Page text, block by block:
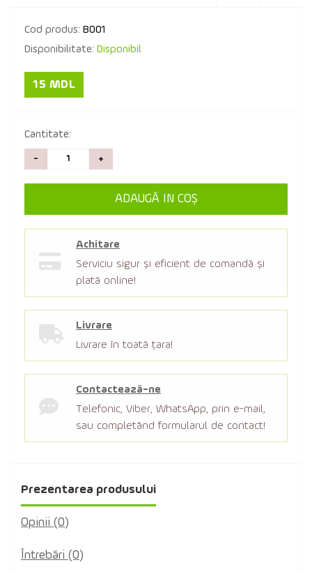
Cod produs: B001
Disponibilitate: Disponibil
15 MDL
Cantitate:
- +
ADAUGĂ IN COŞ
Achitare
Serviciu sigur şi eficient de comandă şi
plată online!
Livrare
Livrare în toată țara!
Contactează-ne
Telefonic, Viber, WhatsApp, prin e-mail,
sau completând formularul de contact!
Prezentarea produsului
Opinii (0)
Întrebări (0)